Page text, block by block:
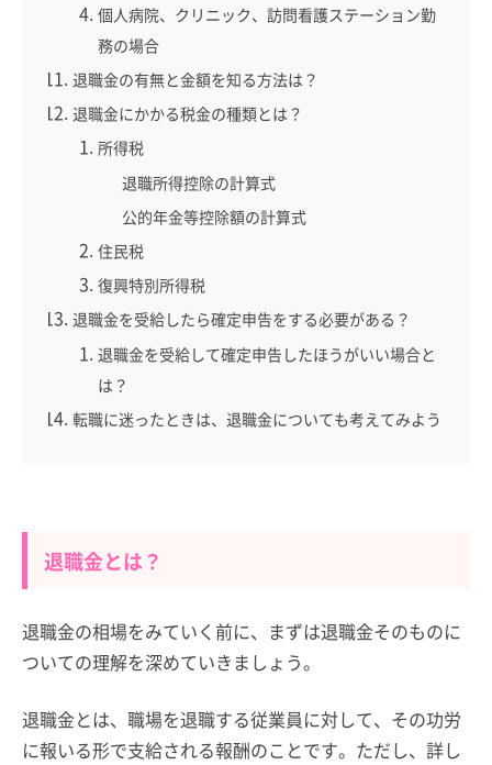
個人病院、クリニック、訪問看護ステーション勤
務の場合
退職金の有無と金額を知る方法は？
退職金にかかる税金の種類とは？
所得税
退職所得控除の計算式
公的年金等控除額の計算式
住民税
復興特別所得税
退職金を受給したら確定申告をする必要がある？
退職金を受給して確定申告したほうがいい場合と
は？
転職に迷ったときは、退職金についても考えてみよう
退職金とは？
退職金の相場をみていく前に、まずは退職金そのものに
ついての理解を深めていきましょう。
退職金とは、職場を退職する従業員に対して、その功労
に報いる形で支給される報酬のことです。ただし、詳し